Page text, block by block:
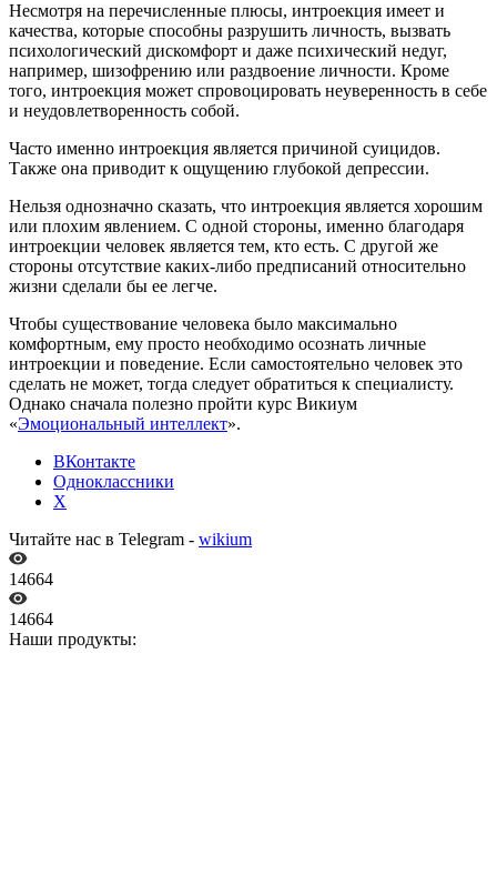
Несмотря на перечисленные плюсы, интроекция имеет и
качества, которые способны разрушить личность, вызвать
психологический дискомфорт и даже психический недуг,
например, шизофрению или раздвоение личности. Кроме
того, интроекция может спровоцировать неуверенность в себе
и неудовлетворенность собой.
Часто именно интроекция является причиной суицидов.
Также она приводит к ощущению глубокой депрессии.
Нельзя однозначно сказать, что интроекция является хорошим
или плохим явлением. С одной стороны, именно благодаря
интроекции человек является тем, кто есть. С другой же
стороны отсутствие каких-либо предписаний относительно
жизни сделали бы ее легче.
Чтобы существование человека было максимально
комфортным, ему просто необходимо осознать личные
интроекции и поведение. Если самостоятельно человек это
сделать не может, тогда следует обратиться к специалисту.
Однако сначала полезно пройти курс Викиум
«Эмоциональный интеллект».
ВКонтакте
Одноклассники
X
Читайте нас в Telegram - wikium
14664
14664
Наши продукты: